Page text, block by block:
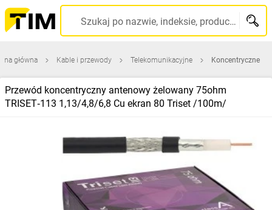
Szukaj po nazwie, indeksie, producencie, kodzie kreskowym...
główna Kable i przewody Telekomunikacyjne Koncentryczne
Przewód koncentryczny antenowy żelowany 75ohm
TRISET‑113 1,13/4,8/6,8 Cu ekran 80 Triset /100m/